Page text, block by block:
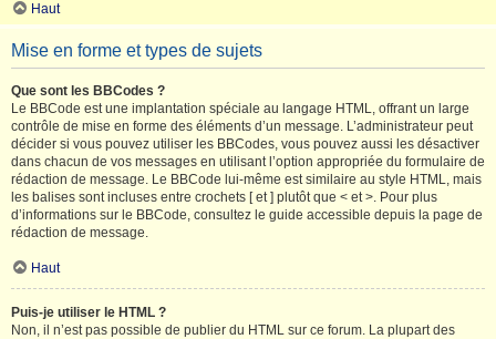
Haut
Mise en forme et types de sujets
Que sont les BBCodes ?
Le BBCode est une implantation spéciale au langage HTML, offrant un large
contrôle de mise en forme des éléments d’un message. L’administrateur peut
décider si vous pouvez utiliser les BBCodes, vous pouvez aussi les désactiver
dans chacun de vos messages en utilisant l’option appropriée du formulaire de
rédaction de message. Le BBCode lui-même est similaire au style HTML, mais
les balises sont incluses entre crochets [ et ] plutôt que < et >. Pour plus
d’informations sur le BBCode, consultez le guide accessible depuis la page de
rédaction de message.
Haut
Puis-je utiliser le HTML ?
Non, il n’est pas possible de publier du HTML sur ce forum. La plupart des